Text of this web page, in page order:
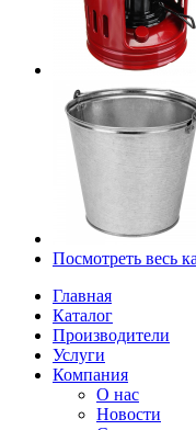
Посмотреть весь
Главная
Каталог
Производители
Услуги
Компания
О нас
Новости